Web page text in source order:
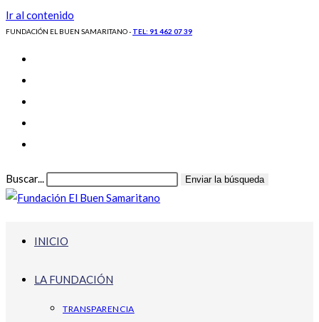
Ir al contenido
FUNDACIÓN EL BUEN SAMARITANO - TEL: 91 462 07 39
Buscar... Enviar la búsqueda
INICIO
LA FUNDACIÓN
TRANSPARENCIA